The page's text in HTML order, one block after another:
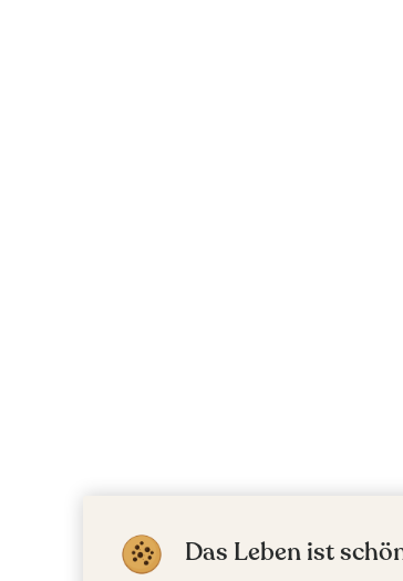
Das Leben ist